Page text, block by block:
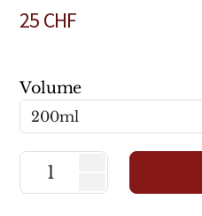
25CHF
Volume
Sensatio
Marques Italiennes
Eau D'Italie
Santa Maria Novella